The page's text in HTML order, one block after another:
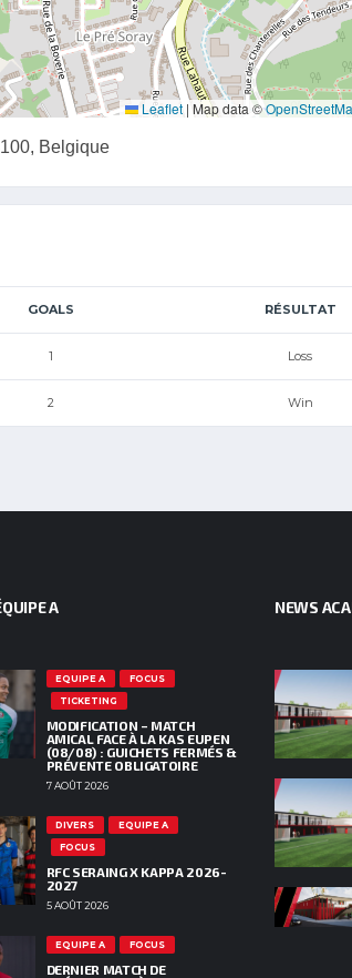
Leaflet | Map data ©
Belgique
GOALS RÉSULTAT
1 Loss
2 Win
A
EQUIPE A
FOCUS
TICKETING
MODIFICATION – MATCH
AMICAL FACE À LA KAS EUPEN
(08/08) : GUICHETS FERMÉS &
PRÉVENTE OBLIGATOIRE
7 AOÛT 2026
DIVERS
EQUIPE A
FOCUS
RFC SERAING X KAPPA 2026-
2027
5 AOÛT 2026
EQUIPE A FOCUS
DERNIER MATCH DE
NEWS